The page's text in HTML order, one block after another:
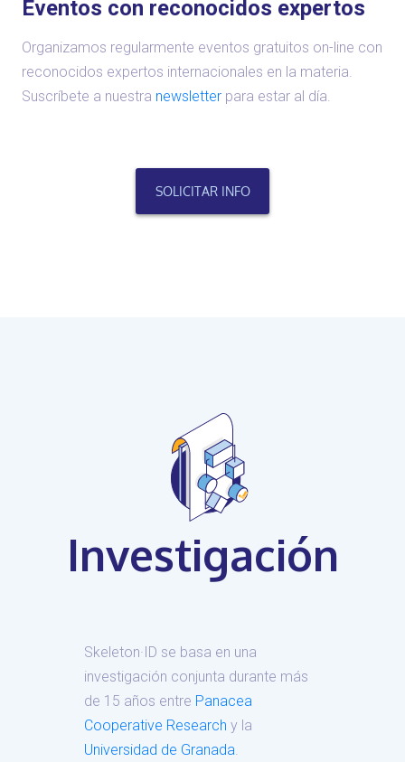
Eventos con reconocidos expertos
Organizamos regularmente eventos gratuitos on-line con
reconocidos expertos internacionales en la materia.
Suscríbete a nuestra newsletter para estar al día.
SOLICITAR INFO
Investigación
Skeleton·ID se basa en una
investigación conjunta durante más
de 15 años entre Panacea
Cooperative Research y la
Universidad de Granada